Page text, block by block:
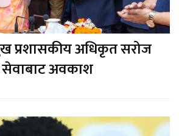
प्रशासकीय अधिकृत सरोज
सेवाबाट अवकाश